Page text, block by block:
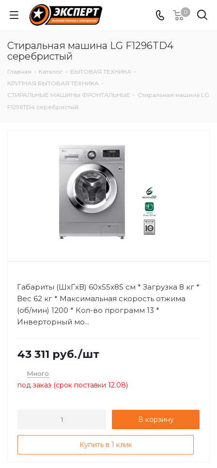
0
Стиральная машина LG F1296TD4
серебристый
Главная - Каталог - БЫТОВАЯ ТЕХНИКА -
КРУПНАЯ БЫТОВАЯ ТЕХНИКА -
СТИРАЛЬНЫЕ МАШИНЫ ФРОНТАЛЬНЫЕ - Стиральная машина LG
F1296TD4 серебристый
Габариты (ШxГxВ) 60x55x85 см * Загрузка 8 кг *
Вес 62 кг * Максимальная скорость отжима
(об/мин) 1200 * Кол-во программ 13 *
Инверторный мо...
43 311 руб./шт
Много
под заказ (срок поставки 12.08)
В корзину
Купить в 1 клик